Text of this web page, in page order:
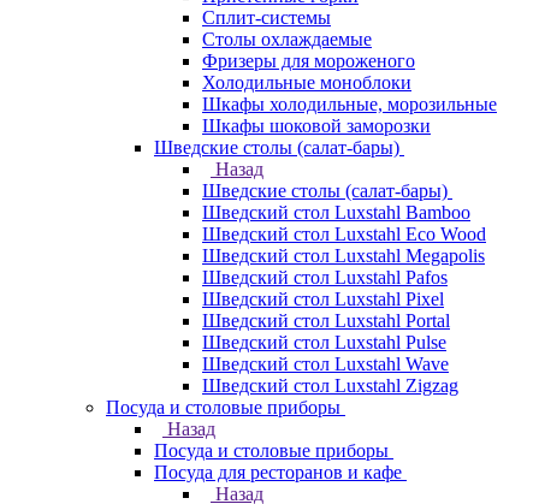
Сплит-системы
Столы охлаждаемые
Фризеры для мороженого
Холодильные моноблоки
Шкафы холодильные, морозильные
Шкафы шоковой заморозки
Шведские столы (салат-бары)
Назад
Шведские столы (салат-бары)
Шведский стол Luxstahl Bamboo
Шведский стол Luxstahl Eco Wood
Шведский стол Luxstahl Megapolis
Шведский стол Luxstahl Pafos
Шведский стол Luxstahl Pixel
Шведский стол Luxstahl Portal
Шведский стол Luxstahl Pulse
Шведский стол Luxstahl Wave
Шведский стол Luxstahl Zigzag
Посуда и столовые приборы
Назад
Посуда и столовые приборы
Посуда для ресторанов и кафе
Назад